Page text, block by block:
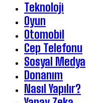
Teknoloji
Oyun
Otomobil
Cep Telefonu
Sosyal Medya
Donanım
Nasıl Yapılır?